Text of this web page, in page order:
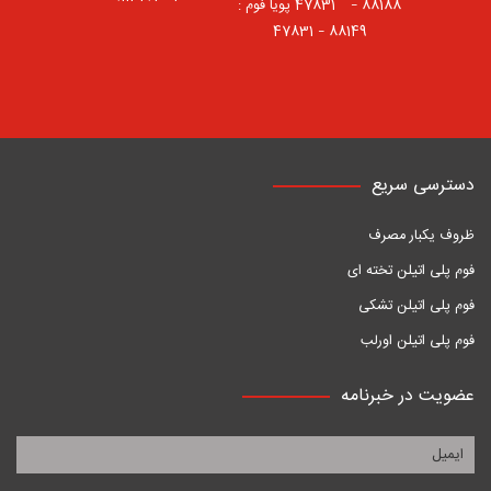
88188 – 47831⠀ پویا فوم :
88149 – 47831
دسترسی سریع
ظروف یکبار مصرف
فوم پلی اتیلن تخته ای
فوم پلی اتیلن تشکی
فوم پلی اتیلن اورلب
عضویت در خبرنامه